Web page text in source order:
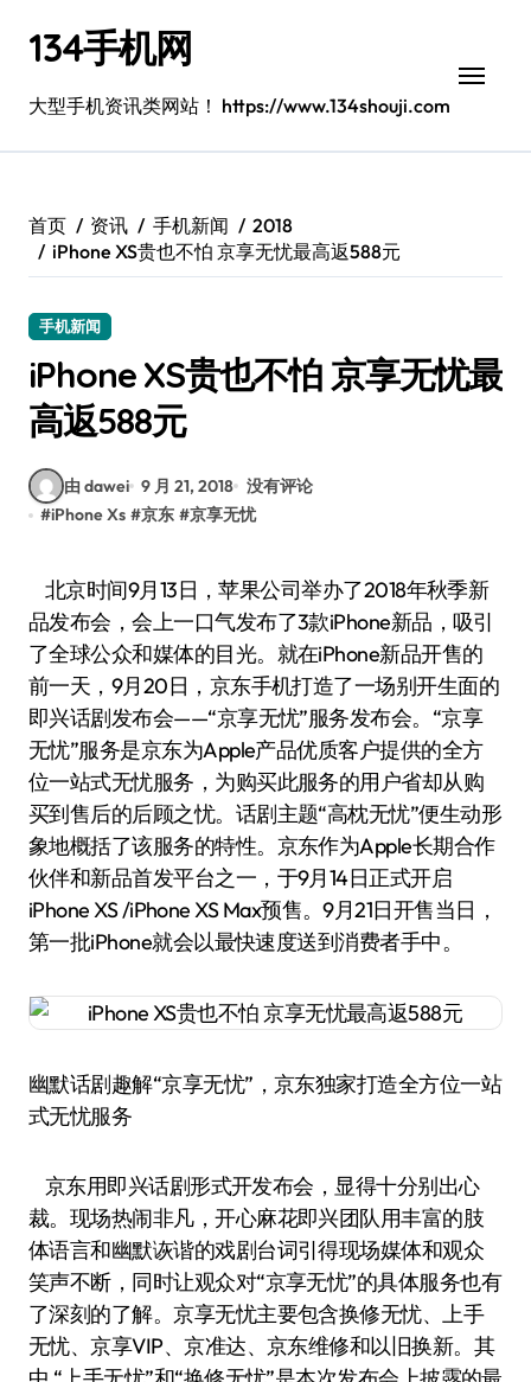
134手机网
大型手机资讯类网站！ https://www.134shouji.com
首页 资讯 手机新闻
2018
iPhone XS贵也不怕 京享无忧最高返588元
手机新闻
iPhone XS贵也不怕 京享无忧最
高返588元
由 dawei 9 月 21, 2018 没有评论
#iPhone Xs #京东 #京享无忧
北京时间9月13日，苹果公司举办了2018年秋季新
品发布会，会上一口气发布了3款iPhone新品，吸引
了全球公众和媒体的目光。就在iPhone新品开售的
前一天，9月20日，京东手机打造了一场别开生面的
即兴话剧发布会——“京享无忧”服务发布会。“京享
无忧”服务是京东为Apple产品优质客户提供的全方
位一站式无忧服务，为购买此服务的用户省却从购
买到售后的后顾之忧。话剧主题“高枕无忧”便生动形
象地概括了该服务的特性。京东作为Apple长期合作
伙伴和新品首发平台之一，于9月14日正式开启
iPhone XS /iPhone XS Max预售。9月21日开售当日，
第一批iPhone就会以最快速度送到消费者手中。
幽默话剧趣解“京享无忧”，京东独家打造全方位一站
式无忧服务
京东用即兴话剧形式开发布会，显得十分别出心
裁。现场热闹非凡，开心麻花即兴团队用丰富的肢
体语言和幽默诙谐的戏剧台词引得现场媒体和观众
笑声不断，同时让观众对“京享无忧”的具体服务也有
了深刻的了解。京享无忧主要包含换修无忧、上手
无忧、京享VIP、京准达、京东维修和以旧换新。其